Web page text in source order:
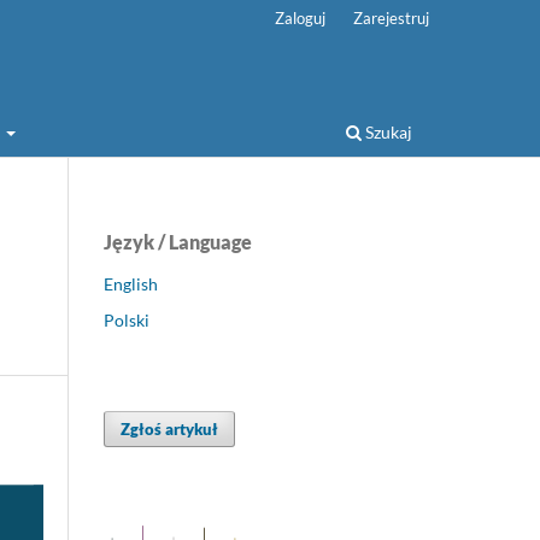
Szukaj
Zaloguj Zarejestruj
Język / Language
English
Polski
Zgłoś artykuł